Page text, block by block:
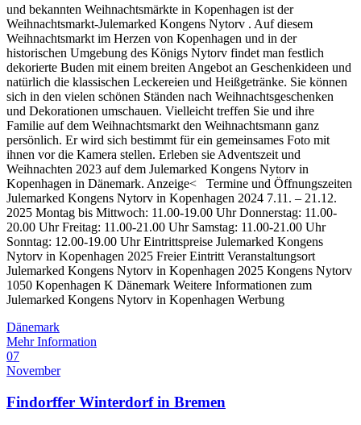
und bekannten Weihnachtsmärkte in Kopenhagen ist der
Weihnachtsmarkt-Julemarked Kongens Nytorv . Auf diesem
Weihnachtsmarkt im Herzen von Kopenhagen und in der
historischen Umgebung des Königs Nytorv findet man festlich
dekorierte Buden mit einem breiten Angebot an Geschenkideen und
natürlich die klassischen Leckereien und Heißgetränke. Sie können
sich in den vielen schönen Ständen nach Weihnachtsgeschenken
und Dekorationen umschauen. Vielleicht treffen Sie und ihre
Familie auf dem Weihnachtsmarkt den Weihnachtsmann ganz
persönlich. Er wird sich bestimmt für ein gemeinsames Foto mit
ihnen vor die Kamera stellen. Erleben sie Adventszeit und
Weihnachten 2023 auf dem Julemarked Kongens Nytorv in
Kopenhagen in Dänemark. Anzeige< Termine und Öffnungszeiten
Julemarked Kongens Nytorv in Kopenhagen 2024 7.11. – 21.12.
2025 Montag bis Mittwoch: 11.00-19.00 Uhr Donnerstag: 11.00-
20.00 Uhr Freitag: 11.00-21.00 Uhr Samstag: 11.00-21.00 Uhr
Sonntag: 12.00-19.00 Uhr Eintrittspreise Julemarked Kongens
Nytorv in Kopenhagen 2025 Freier Eintritt Veranstaltungsort
Julemarked Kongens Nytorv in Kopenhagen 2025 Kongens Nytorv
1050 Kopenhagen K Dänemark Weitere Informationen zum
Julemarked Kongens Nytorv in Kopenhagen Werbung
Dänemark
Mehr Information
07
November
Findorffer Winterdorf in Bremen